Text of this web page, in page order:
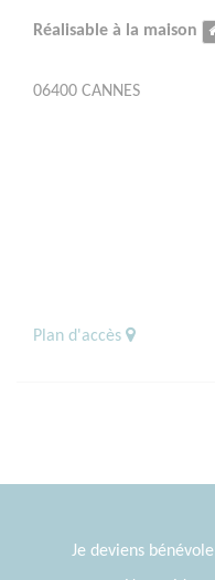
Réalisable à la maison
06400 CANNES
Plan d'accès
Je deviens bénévole